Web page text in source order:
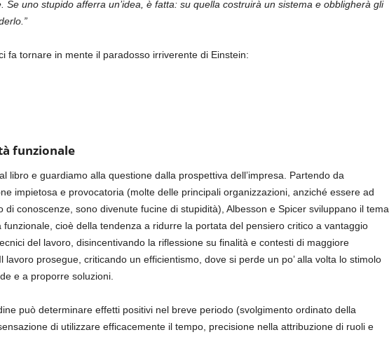
Se uno stupido afferra un’idea, è fatta: su quella costruirà un sistema e obbligherà gli
fa tornare in mente il paradosso irriverente di Einstein:
funzionale
libro e guardiamo alla questione dalla prospettiva dell’impresa. Partendo da
impietosa e provocatoria (molte delle principali organizzazioni, anziché essere ad
di conoscenze, sono divenute fucine di stupidità), Albesson e Spicer sviluppano il tema
funzionale, cioè della tendenza a ridurre la portata del pensiero critico a vantaggio
del lavoro, disincentivando la riflessione su finalità e contesti di maggiore
lavoro prosegue, criticando un efficientismo, dove si perde un po’ alla volta lo stimolo
e a proporre soluzioni.
può determinare effetti positivi nel breve periodo (svolgimento ordinato della
di utilizzare efficacemente il tempo, precisione nella attribuzione di ruoli e